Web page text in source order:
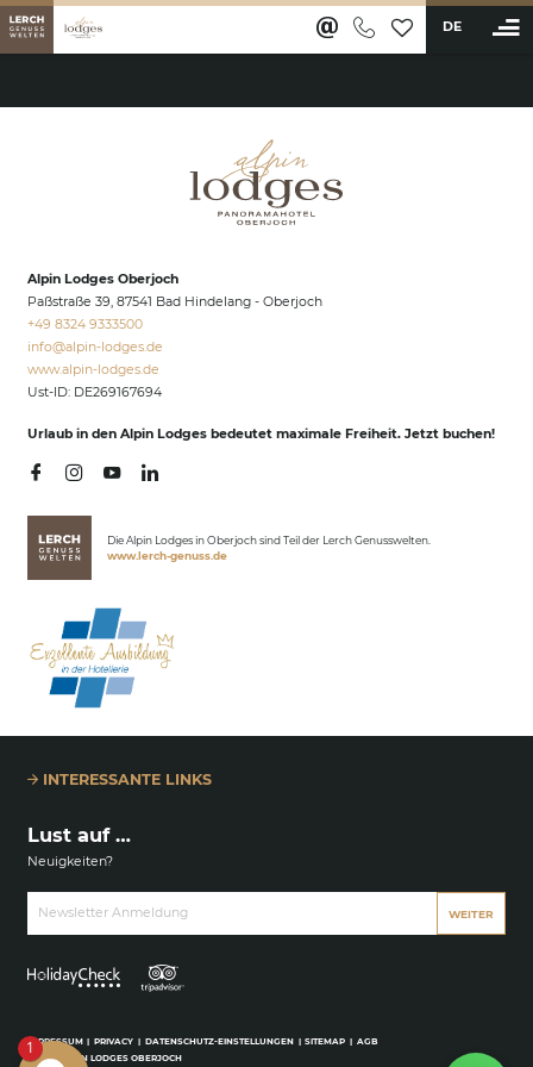
DE
Ferienwohnungen & Appartements
Wellness & Aktiv
Anwendungen & Massagen
Fitness & Sportangebot
Restaurants & Bar
Alpin Lodges Oberjoch
Paßstraße 39, 87541 Bad Hindelang - Oberjoch
+49 8324 9333500
info@alpin-lodges.de
www.alpin-lodges.de
Ust-ID: DE269167694
Urlaub in den Alpin Lodges bedeutet maximale Freiheit. Jetzt buchen!
Die Alpin Lodges in Oberjoch sind Teil der Lerch Genusswelten.
www.lerch-genuss.de
INTERESSANTE LINKS
Lust auf …
Neuigkeiten?
Newsletter Anmeldung WEITER
IMPRESSUM | PRIVACY | DATENSCHUTZ-EINSTELLUNGEN | SITEMAP | AGB
© 2026 ALPIN LODGES OBERJOCH
1